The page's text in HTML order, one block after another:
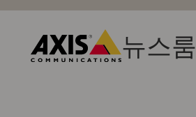
주
뉴스룸